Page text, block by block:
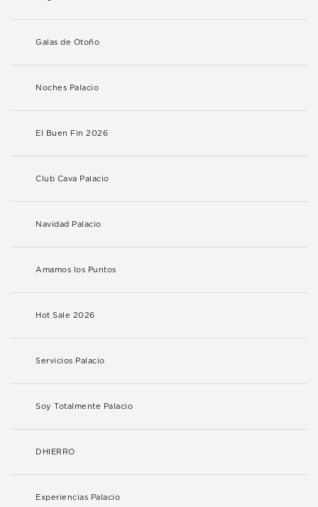
Galas de Otoño
Noches Palacio
El Buen Fin 2026
Club Cava Palacio
Navidad Palacio
Amamos los Puntos
Hot Sale 2026
Servicios Palacio
Soy Totalmente Palacio
DHIERRO
Experiencias Palacio